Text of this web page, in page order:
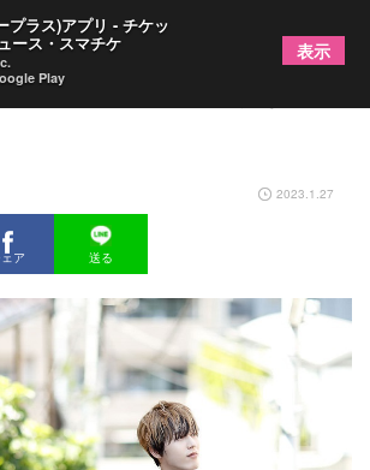
『本田礼生のこもりっぱなし』書
2023.1.27
ア 送る
プラス)アプリ - チケッ
ース・スマチケ
Play
表示